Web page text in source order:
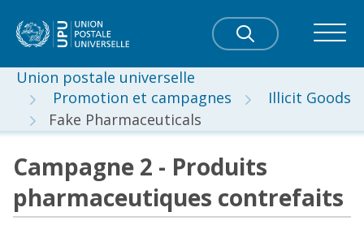
Union postale universelle
Promotion et campagnes
Illicit Goods
Fake Pharmaceuticals
Campagne 2 - Produits
pharmaceutiques contrefaits